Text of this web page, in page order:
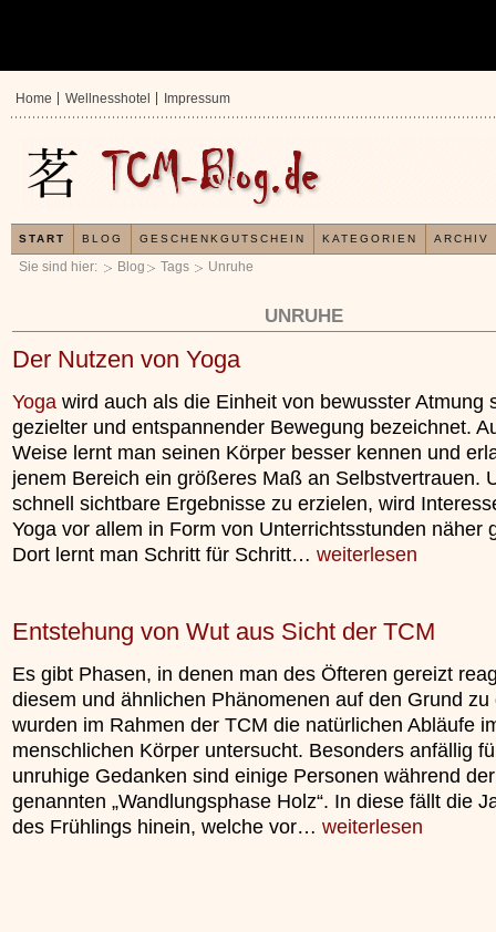
Sie sind hier: Blog Tags Unruhe
UNRUHE
Der Nutzen von Yoga
Yoga wird auch als die Einheit von bewusster Atmung
gezielter und entspannender Bewegung bezeichnet.
Weise lernt man seinen Körper besser kennen und
jenem Bereich ein größeres Maß an Selbstvertrauen.
schnell sichtbare Ergebnisse zu erzielen, wird
Yoga vor allem in Form von Unterrichtsstunden näher
Dort lernt man Schritt für Schritt… weiterlesen
Entstehung von Wut aus Sicht der TCM
Es gibt Phasen, in denen man des Öfteren gereizt
diesem und ähnlichen Phänomenen auf den Grund zu
wurden im Rahmen der TCM die natürlichen Abläufe
menschlichen Körper untersucht. Besonders anfällig
unruhige Gedanken sind einige Personen während
genannten „Wandlungsphase Holz“. In diese fällt die
des Frühlings hinein, welche vor… weiterlesen
In der TCM sind
Organismus einem
unterliegt.
»»»
Home Wellnesshotel Impressum
START BLOG GESCHENKGUTSCHEIN KATEGORIEN ARCHIV